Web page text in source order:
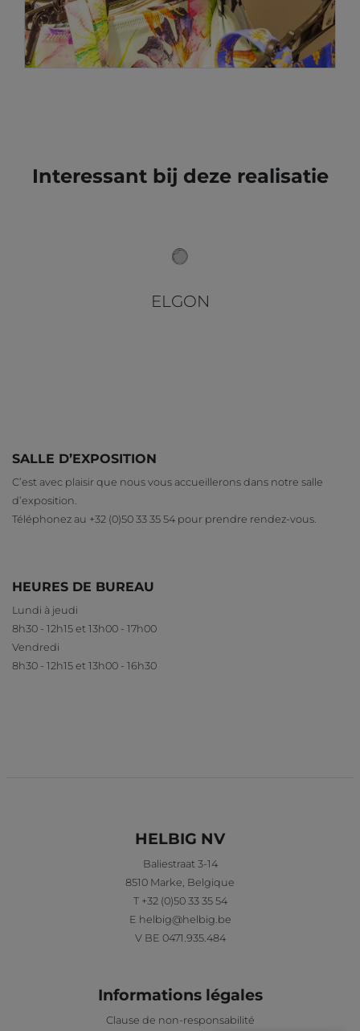
Interessant bij deze realisatie
ELGON
SALLE D’EXPOSITION
C’est avec plaisir que nous vous accueillerons dans notre salle
d’exposition.
Téléphonez au +32 (0)50 33 35 54 pour prendre rendez-vous.
HEURES DE BUREAU
Lundi à jeudi
8h30 - 12h15 et 13h00 - 17h00
Vendredi
8h30 - 12h15 et 13h00 - 16h30
HELBIG NV
Baliestraat 3-14
8510 Marke Belgique
T +32 (0)50 33 35 54
E helbig@helbig.be
V BE 0471.935.484
Informations légales
Clause de non-responsabilité